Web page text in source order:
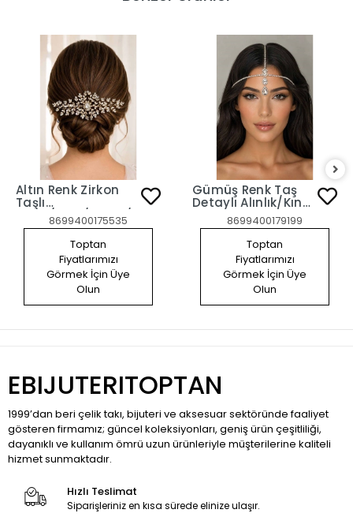
Altın Renk Zirkon
Taşlı
Gelin/Kına/Nişan/Söz
Tasarım Saç
Aksesuarı
8699400175535
Toptan
Fiyatlarımızı
Görmek İçin Üye
Olun
Gümüş Renk Taş
Detaylı Alınlık/Kına
Aksesuarı8699400179199
Toptan
Fiyatlarımızı
Görmek İçin Üye
Olun
EBIJUTERITOPTAN
1999’dan beri çelik takı, bijuteri ve aksesuar sektöründe faaliyet
gösteren firmamız; güncel koleksiyonları, geniş ürün çeşitliliği,
dayanıklı ve kullanım ömrü uzun ürünleriyle müşterilerine kaliteli
hizmet sunmaktadır.
Hızlı Teslimat
Siparişleriniz en kısa sürede elinize ulaşır.